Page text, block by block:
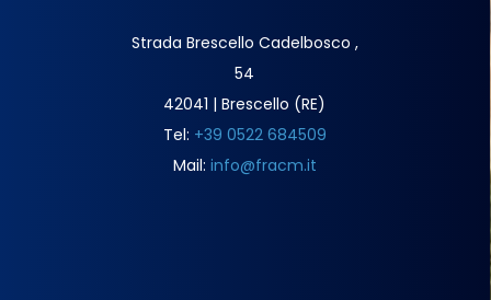
Strada Brescello Cadelbosco ,
54
42041 | Brescello (RE)
Tel: +39 0522 684509
Mail: info@fracm.it